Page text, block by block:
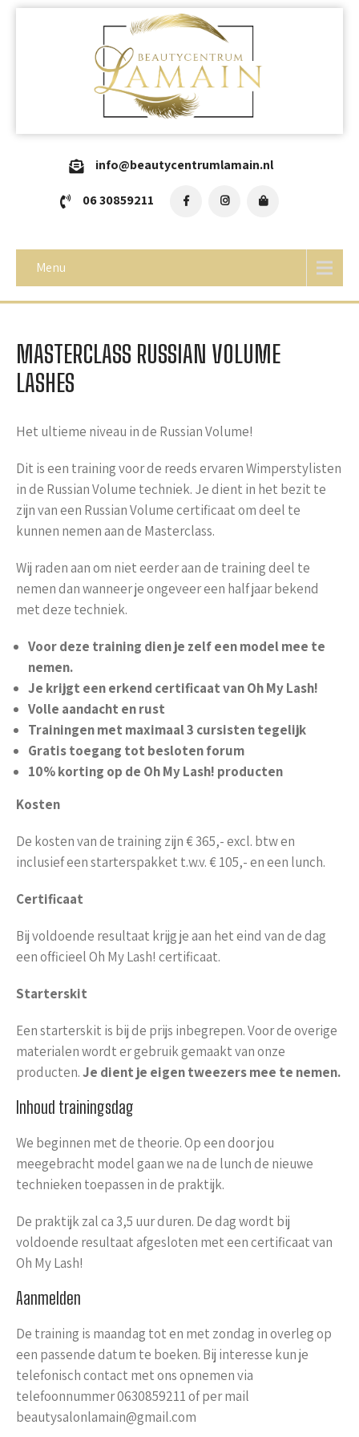
info@beautycentrumlamain.nl
06 30859211
Menu
MASTERCLASS RUSSIAN VOLUME
LASHES
Het ultieme niveau in de Russian Volume!
Dit is een training voor de reeds ervaren Wimperstylisten
in de Russian Volume techniek. Je dient in het bezit te
zijn van een Russian Volume certificaat om deel te
kunnen nemen aan de Masterclass.
Wij raden aan om niet eerder aan de training deel te
nemen dan wanneer je ongeveer een half jaar bekend
met deze techniek.
Voor deze training dien je zelf een model mee te
nemen.
Je krijgt een erkend certificaat van Oh My Lash!
Volle aandacht en rust
Trainingen met maximaal 3 cursisten tegelijk
Gratis toegang tot besloten forum
10% korting op de Oh My Lash! producten
Kosten
De kosten van de training zijn € 365,- excl. btw en
inclusief een starterspakket t.w.v. € 105,- en een lunch.
Certificaat
Bij voldoende resultaat krijg je aan het eind van de dag
een officieel Oh My Lash! certificaat.
Starterskit
Een starterskit is bij de prijs inbegrepen. Voor de overige
materialen wordt er gebruik gemaakt van onze
producten.Je dient je eigen tweezers mee te nemen.
Inhoud trainingsdag
We beginnen met de theorie. Op een door jou
meegebracht model gaan we na de lunch de nieuwe
technieken toepassen in de praktijk.
De praktijk zal ca 3,5 uur duren. De dag wordt bij
voldoende resultaat afgesloten met een certificaat van
Oh My Lash!
Aanmelden
De training is maandag tot en met zondag in overleg op
een passende datum te boeken. Bij interesse kun je
telefonisch contact met ons opnemen via
telefoonnummer 0630859211 of per mail
beautysalonlamain@gmail.com